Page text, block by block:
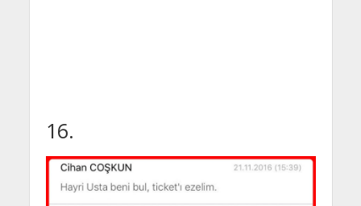
16.